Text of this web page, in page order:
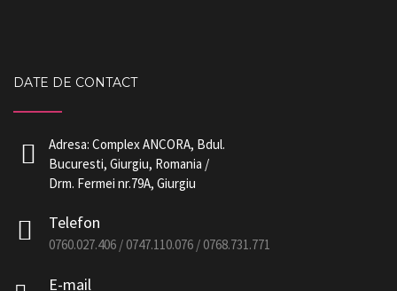
DATE DE CONTACT
Adresa: Complex ANCORA, Bdul.
Bucuresti, Giurgiu, Romania /
Drm. Fermei nr.79A, Giurgiu
Telefon
0760.027.406 / 0747.110.076 / 0768.731.771
E-mail